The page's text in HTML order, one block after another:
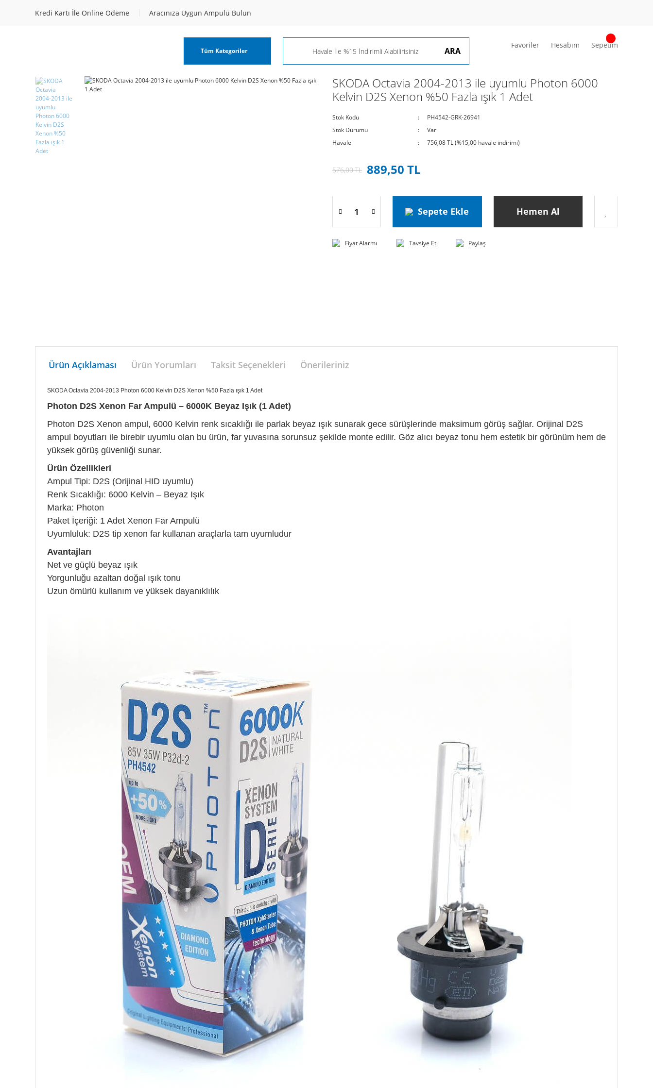
Kredi Kartı İle Online Ödeme Aracınıza Uygun Ampulü Bulun
Tüm Kategoriler ARA
Favoriler Hesabım Sepetim
SKODA Octavia 2004-2013 ile uyumlu Photon 6000
Kelvin D2S Xenon %50 Fazla ışık 1 Adet
Stok Kodu
PH4542-GRK-26941
Stok Durumu
Var
Havale
756,08 TL (%15,00 havale indirimi)
576,00 TL 889,50 TL
Sepete Ekle Hemen Al
Fiyat Alarmı Tavsiye Et Paylaş
Ürün Açıklaması Ürün Yorumları Taksit Seçenekleri Önerileriniz
SKODA Octavia 2004-2013 Photon 6000 Kelvin D2S Xenon %50 Fazla ışık 1 Adet
Photon D2S Xenon Far Ampulü – 6000K Beyaz Işık (1 Adet)
Photon D2S Xenon ampul, 6000 Kelvin renk sıcaklığı ile parlak beyaz ışık sunarak gece sürüşlerinde maksimum görüş sağlar. Orijinal D2S
ampul boyutları ile birebir uyumlu olan bu ürün, far yuvasına sorunsuz şekilde monte edilir. Göz alıcı beyaz tonu hem estetik bir görünüm hem de
yüksek görüş güvenliği sunar.
Ürün Özellikleri
Ampul Tipi: D2S (Orijinal HID uyumlu)
Renk Sıcaklığı: 6000 Kelvin – Beyaz Işık
Marka: Photon
Paket İçeriği: 1 Adet Xenon Far Ampulü
Uyumluluk: D2S tip xenon far kullanan araçlarla tam uyumludur
Avantajları
Net ve güçlü beyaz ışık
Yorgunluğu azaltan doğal ışık tonu
Uzun ömürlü kullanım ve yüksek dayanıklılık